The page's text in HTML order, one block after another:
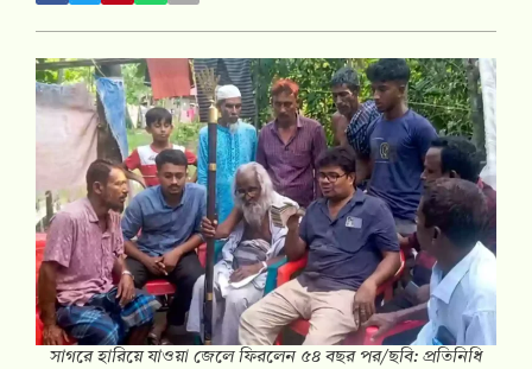
সাগরে হারিয়ে যাওয়া জেলে ফিরলেন ৫৪ বছর পর/ছবি: প্রতিনিধি